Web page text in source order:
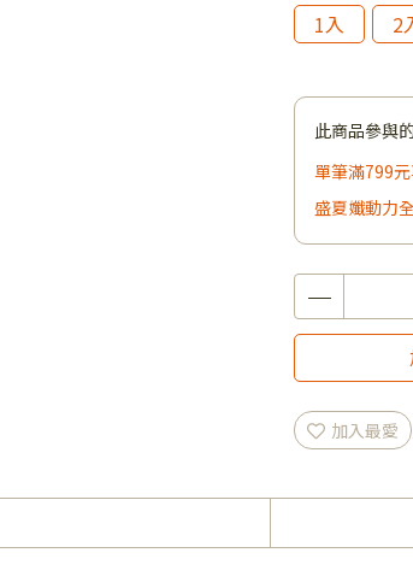
1入
2
此商品參與
單筆滿799
盛夏孅動力
加入最愛